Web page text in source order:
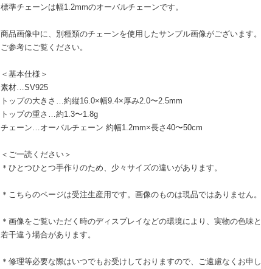
標準チェーンは幅1.2mmのオーバルチェーンです。
商品画像中に、別種類のチェーンを使用したサンプル画像がございます。
ご参考にご覧ください。
＜基本仕様＞
素材…SV925
トップの大きさ…約縦16.0×幅9.4×厚み2.0〜2.5mm
トップの重さ…約1.3〜1.8g
チェーン…オーバルチェーン 約幅1.2mm×長さ40〜50cm
＜ご一読ください＞
＊ひとつひとつ手作りのため、少々サイズの違いがあります。
＊こちらのページは受注生産用です。画像のものは現品ではありません。
＊画像をご覧いただく時のディスプレイなどの環境により、実物の色味と
若干違う場合があります。
＊修理等必要な際はいつでもお受けしておりますので、ご遠慮なくお申し